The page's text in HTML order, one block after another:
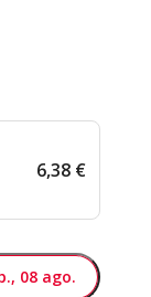
6,38 €
08 ago.